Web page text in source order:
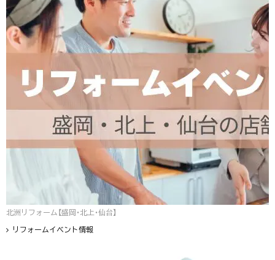
北洲リフォーム【盛岡・北上・仙台】
リフォームイベント情報